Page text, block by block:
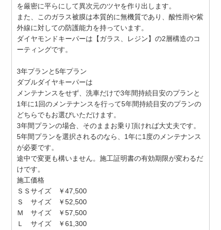
を厳密に平らにして異次元のツヤを作り出します。
また、このガラス被膜は本質的に無機質であり、酸性雨や紫
外線に対しての防護能力を持っています。
ダイヤモンドキーパーは【ガラス、レジン】の2層構造のコ
ーティングです。
3年プランと5年プラン
ダブルダイヤキーパーは
メンテナンスをせず、洗車だけで3年間持続目安のプランと
1年に1回のメンテナンスを行って5年間持続目安のプランの
どちらでもお選びいただけます。
3年間プランの場合、そのままお乗り頂ければ大丈夫です。
5年間プランを選択されるのなら、1年に1度のメンテナンス
が必要です。
途中で変更も構いません。施工証明書の有効期限が変わるだ
けです。
施工価格
ＳＳサイズ ￥47,500
Ｓ サイズ ￥52,500
Ｍ サイズ ￥57,500
Ｌ サイズ ￥61,300